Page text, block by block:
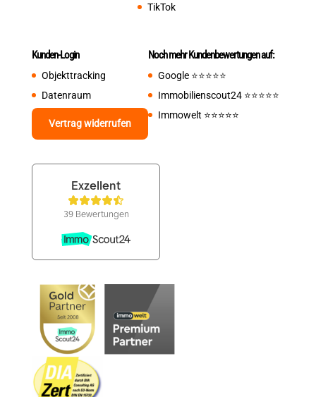
TikTok
Kunden-Login
Objekttracking
Datenraum
Vertrag widerrufen
Noch mehr Kundenbewertungen auf:
Google ⭐️⭐️⭐️⭐️⭐️
Immobilienscout24 ⭐️⭐️⭐️⭐️⭐️
Immowelt ⭐️⭐️⭐️⭐️⭐️